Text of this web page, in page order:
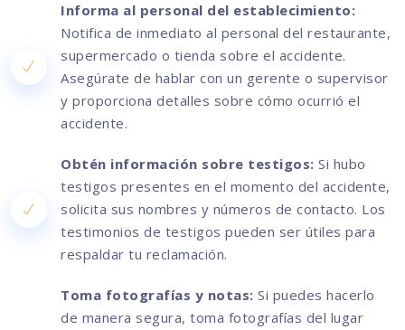
Informa al personal del establecimiento:
Notifica de inmediato al personal del restaurante,
supermercado o tienda sobre el accidente.
Asegúrate de hablar con un gerente o supervisor
y proporciona detalles sobre cómo ocurrió el
accidente.
Obtén información sobre testigos: Si hubo
testigos presentes en el momento del accidente,
solicita sus nombres y números de contacto. Los
testimonios de testigos pueden ser útiles para
respaldar tu reclamación.
Toma fotografías y notas: Si puedes hacerlo
de manera segura, toma fotografías del lugar